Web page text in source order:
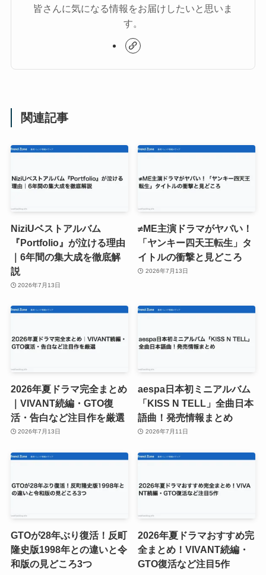
皆さんに気になる情報をお届けしたいと思いま
す。
関連記事
NiziUベストアルバム
『Portfolio』が泣ける理由
｜6年間の集大成を徹底解
説
2026年7月13日
≠ME主演ドラマがヤバい！
「ヤンキー四天王転生」タ
イトルの衝撃と見どころ
2026年7月13日
2026年夏ドラマ完全まとめ
｜VIVANT続編・GTO復
活・告白など注目作を厳選
2026年7月13日
aespa日本初ミニアルバム
「KISS N TELL」全曲日本
語曲！発売情報まとめ
2026年7月11日
GTOが28年ぶり復活！反町
隆史版1998年との違いと令
和版の見どころ3つ
2026年夏ドラマおすすめ完
全まとめ！VIVANT続編・
GTO復活など注目5作